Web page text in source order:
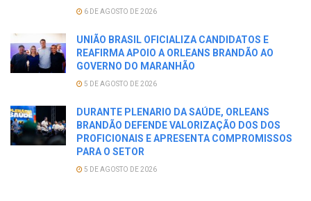
6 DE AGOSTO DE 2026
UNIÃO BRASIL OFICIALIZA CANDIDATOS E
REAFIRMA APOIO A ORLEANS BRANDÃO AO
GOVERNO DO MARANHÃO
5 DE AGOSTO DE 2026
DURANTE PLENARIO DA SAÚDE, ORLEANS
BRANDÃO DEFENDE VALORIZAÇÃO DOS DOS
PROFICIONAIS E APRESENTA COMPROMISSOS
PARA O SETOR
5 DE AGOSTO DE 2026